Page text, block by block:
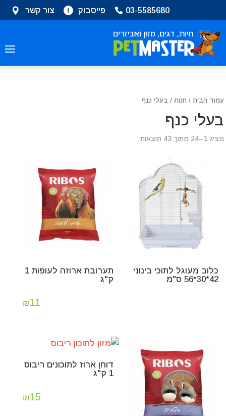
בְּאֲתָר
זֶה
מֻפְעֶלֶת
הַמְּסַיַּעַת
הָאֲתָר.
03-5585680 פייסבוק צור קשר
עמוד הבית/ חנות/ בעלי כנף
בעלי כנף
מציג 1–24 מתוך 43 תוצאות
כלוב מעוגל לתוכי בינוני
42*30*56 ס"מ
תערובת ארוזה לעופות 1
ק"ג
₪11
דוחן ארוז לתוכונים ריבוס
1 ק"ג
₪15